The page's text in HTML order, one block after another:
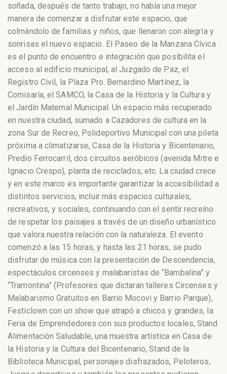
soñada, después de tanto trabajo, no había una mejor
manera de comenzar a disfrutar este espacio, que
colmándolo de familias y niños, que llenaron con alegría y
sonrisas el nuevo espacio. El Paseo de la Manzana Cívica
es el punto de encuentro e integración que posibilita el
acceso al edificio municipal, al Juzgado de Paz, el
Registro Civil, la Plaza Pro. Bernardino Martínez, la
Comisaría, el SAMCO, la Casa de la Historia y la Cultura y
el Jardín Maternal Municipal. Un espacio más recuperado
en nuestra ciudad, sumado a Cazadores de cultura en la
zona Sur de Recreo, Polideportivo Municipal con una pileta
próxima a climatizarse, Casa de la Historia y Bicentenario,
Predio Ferrocarril, dos circuitos aeróbicos (avenida Mitre e
Ignacio Crespo), planta de reciclados, etc. La ciudad crece
y en este marco es importante garantizar la accesibilidad a
distintos servicios, incluir más espacios culturales,
recreativos, y sociales, continuando con el sentir recreíno
de respetar los paisajes a través de un diseño urbanístico
que valora nuestra relación con la naturaleza. El evento
comenzó a las 15 horas, y hasta las 21 horas, se pudo
disfrutar de música con la presentación de Descendencia,
espectáculos circenses y malabaristas de “Bambalina” y
“Tramontina” (Profesores que dictaran talleres Circenses y
Malabarismo Gratuitos en Barrio Mocovi y Barrio Parque),
Festiclown con un show que atrapó a chicos y grandes, la
Feria de Emprendedores con sus productos locales, Stand
Alimentación Saludable, una muestra artística en Casa de
la Historia y la Cultura del Bicentenario, Stand de la
Biblioteca Municipal, personajes disfrazados, Peloteros,